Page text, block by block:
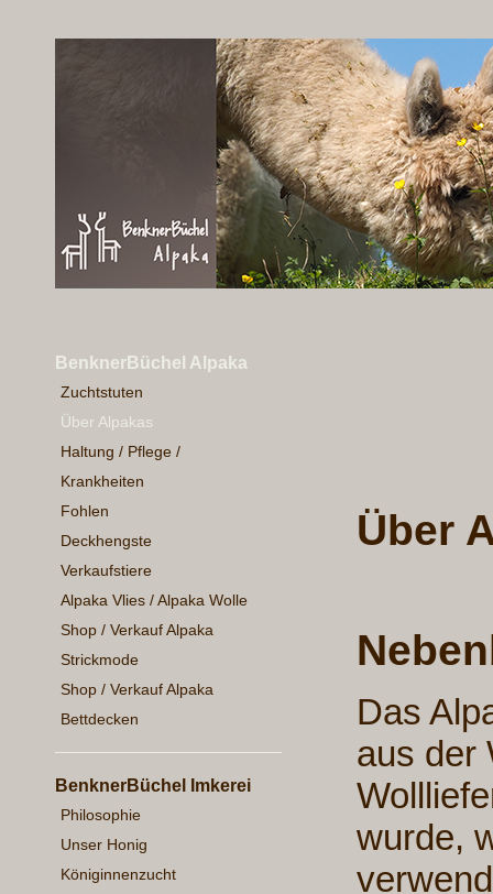
BenknerBüchel Alpaka
Zuchtstuten
Über Alpakas
Haltung / Pflege /
Krankheiten
Fohlen
Deckhengste
Verkaufstiere
Alpaka Vlies / Alpaka Wolle
Shop / Verkauf Alpaka
Strickmode
Shop / Verkauf Alpaka
Bettdecken
BenknerBüchel Imkerei
Philosophie
Unser Honig
Königinnenzucht
Über
Das
aus der
wurde,